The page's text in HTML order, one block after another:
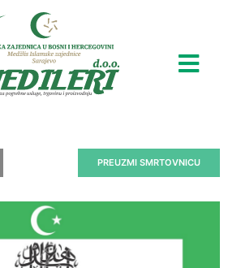
PREUZMI SMRTOVNICU